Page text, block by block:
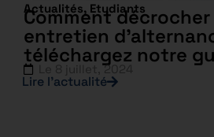
Actualités, Etudiants
Comment
entretien
téléchargez notre
8 juillet, 2024
Lire l’actualité